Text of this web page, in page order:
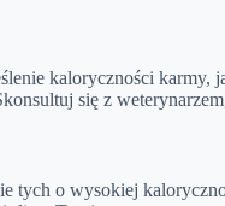
kaloryczności karmy,
się z
tych o wysokiej